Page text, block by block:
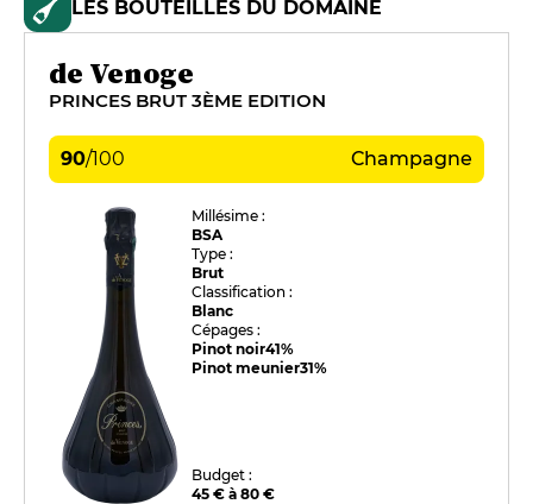
LES BOUTEILLES DU DOMAINE
de Venoge
PRINCES BRUT 3ÈME EDITION
90/100 Champagne
Millésime :
BSA
Type :
Brut
Classification :
Blanc
Cépages :
Pinot noir41%
Pinot meunier31%
Budget :
45 € à 80 €